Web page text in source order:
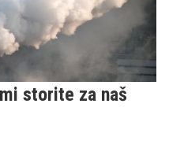
in negotova oz. skrb
temeljnih idej
etičnega prepričanja,
otrok sebična in
se zavzemajo za
storite za naš